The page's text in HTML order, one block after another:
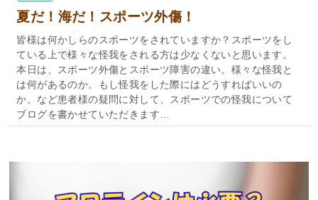
夏だ！海だ！スポーツ外傷！
皆様は何かしらのスポーツをされていますか？スポーツをし
ている上で様々な怪我をされる方は少なくないと思います。
本日は、スポーツ外傷とスポーツ障害の違い。様々な怪我と
は何があるのか。もし怪我をした際にはどうすればいいの
か。など患者様の疑問に対して、スポーツでの怪我について
ブログを書かせていただきます…